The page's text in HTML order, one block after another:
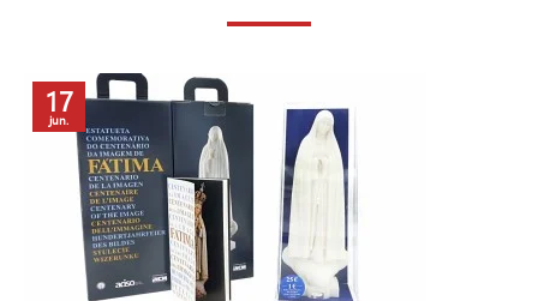
17
jun.